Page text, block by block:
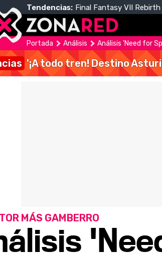
Tendencias: Final Fantasy VII Rebirth
Portada Análisis Análisis 'Need for
'¡A todo tren! Destino
MÁS GAMBERRO